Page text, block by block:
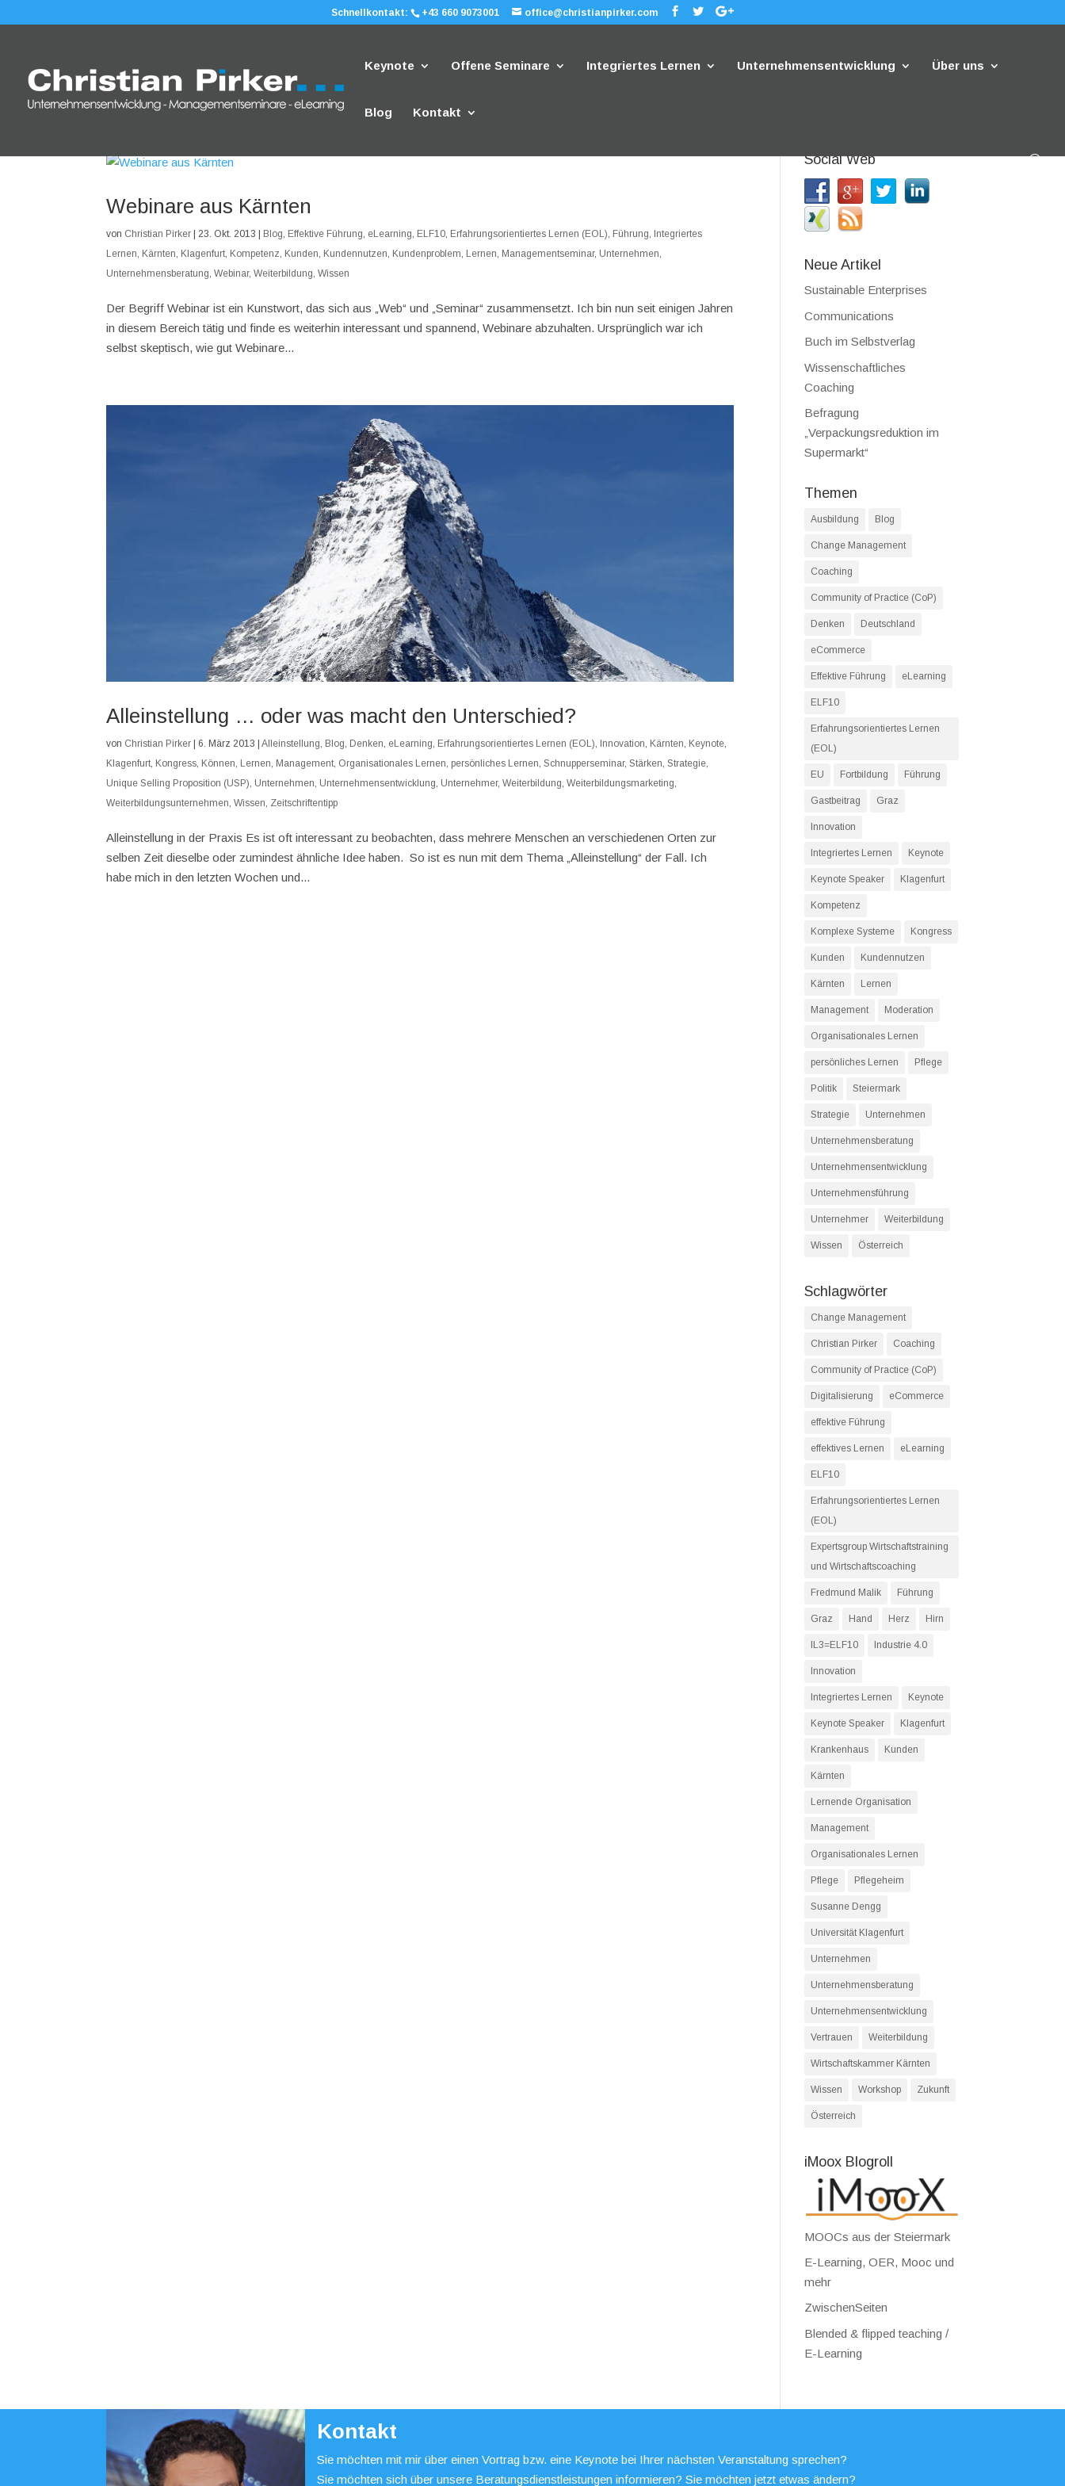
Schnellkontakt: +43 660 9073001 office@christianpirker.com
Keynote Offene Seminare Integriertes Lernen Unternehmensentwicklung Über uns
Blog Kontakt
Webinare aus Kärnten
von Christian Pirker 23. Okt. 2013 Blog, Effektive Führung, eLearning, ELF10, Erfahrungsorientiertes Lernen (EOL), Führung, Integriertes
Lernen, Kärnten, Klagenfurt, Kompetenz, Kunden, Kundennutzen, Kundenproblem, Lernen, Managementseminar, Unternehmen,
Unternehmensberatung,Webinar,Weiterbildung,Wissen
Der Begriff Webinar ist ein Kunstwort, das sich aus „Web“ und „Seminar“ zusammensetzt. Ich bin nun seit einigen Jahren
in diesem Bereich tätig und finde es weiterhin interessant und spannend, Webinare abzuhalten. Ursprünglich war ich
selbst skeptisch, wie gut Webinare...
Alleinstellung … oder was macht den Unterschied?
von Christian Pirker | 6. März 2013 |Alleinstellung Blog Denken eLearning Erfahrungsorientiertes Lernen (EOL) Innovation Kärnten Keynote
Klagenfurt Kongress Können Lernen Management Organisationales Lernen persönliches Lernen ,Schnupperseminar,Stärken ,Strategie
Unique Selling Proposition (USP) Unternehmen Unternehmensentwicklung Unternehmer,Weiterbildung ,Weiterbildungsmarketing
Weiterbildungsunternehmen ,Wissen Zeitschriftentipp
Alleinstellung in der Praxis Es ist oft interessant zu beobachten, dass mehrere Menschen an verschiedenen Orten zur
selben Zeit dieselbe oder zumindest ähnliche Idee haben. So ist es nun mit dem Thema „Alleinstellung“ der Fall. Ich
habe mich in den letzten Wochen und...
Social Web
Neue Artikel
Sustainable Enterprises
Communications
Buch im Selbstverlag
Wissenschaftliches
Coaching
Befragung
„Verpackungsreduktion im
Supermarkt“
Themen
Ausbildung Blog
Change Management
Coaching
Community of Practice (CoP)
Denken Deutschland
eCommerce
Effektive Führung eLearning
ELF10
Erfahrungsorientiertes Lernen
(EOL)
EU Fortbildung Führung
Gastbeitrag Graz
Innovation
Integriertes Lernen Keynote
Keynote Speaker Klagenfurt
Kompetenz
Komplexe Systeme Kongress
Kunden Kundennutzen
Kärnten Lernen
Management Moderation
Organisationales Lernen
persönliches Lernen Pflege
Politik Steiermark
Strategie Unternehmen
Unternehmensberatung
Unternehmensentwicklung
Unternehmensführung
Unternehmer Weiterbildung
Wissen Österreich
Schlagwörter
Change Management
Christian Pirker Coaching
Community of Practice (CoP)
Digitalisierung eCommerce
effektive Führung
effektives Lernen eLearning
ELF10
Erfahrungsorientiertes Lernen
(EOL)
Expertsgroup Wirtschaftstraining
und Wirtschaftscoaching
Fredmund Malik Führung
Graz Hand Herz Hirn
IL3=ELF10 Industrie 4.0
Innovation
Integriertes Lernen Keynote
Keynote Speaker Klagenfurt
Krankenhaus Kunden
Kärnten
Lernende Organisation
Management
Organisationales Lernen
Pflege Pflegeheim
Susanne Dengg
Universität Klagenfurt
Unternehmen
Unternehmensberatung
Unternehmensentwicklung
Vertrauen Weiterbildung
Wirtschaftskammer Kärnten
Wissen Workshop Zukunft
Österreich
iMoox Blogroll
MOOCs aus der Steiermark
E-Learning, OER, Mooc und
mehr
ZwischenSeiten
Blended & flipped teaching /
E-Learning
Kontakt
Sie möchten mit mir über einen Vortrag bzw. eine Keynote bei Ihrer nächsten Veranstaltung sprechen?
Sie möchten sich über unsere Beratungsdienstleistungen informieren? Sie möchten jetzt etwas ändern?